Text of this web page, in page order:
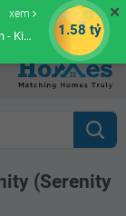
(Serenity
✕
xem
Vừa thương lượng giá mua căn hộ Khu đô thị Kim Văn - Kim Lũ Golden Silk 1.58 tỷ